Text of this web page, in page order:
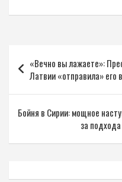
по
записям
«Вечно вы лажаете»:
Латвии «отправила»
Бойня в Сирии: мощное
за